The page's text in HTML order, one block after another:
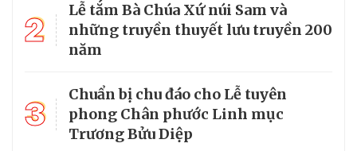
2
Lễ tắm Bà Chúa Xứ núi Sam và
những truyền thuyết lưu truyền 200
năm
3
Chuẩn bị chu đáo cho Lễ tuyên
phong Chân phước Linh mục
Trương Bửu Diệp